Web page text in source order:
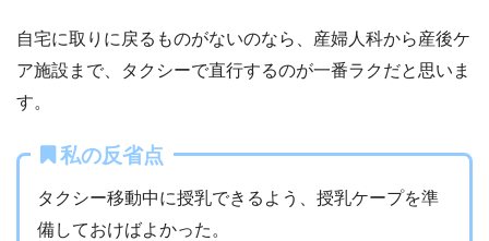
自宅に取りに戻るものがないのなら、産婦人科から産後ケ
ア施設まで、タクシーで直行するのが一番ラクだと思いま
す。
私の反省点
タクシー移動中に授乳できるよう、授乳ケープを準
備しておけばよかった。